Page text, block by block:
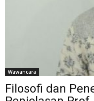
Wawancara
Filosofi dan